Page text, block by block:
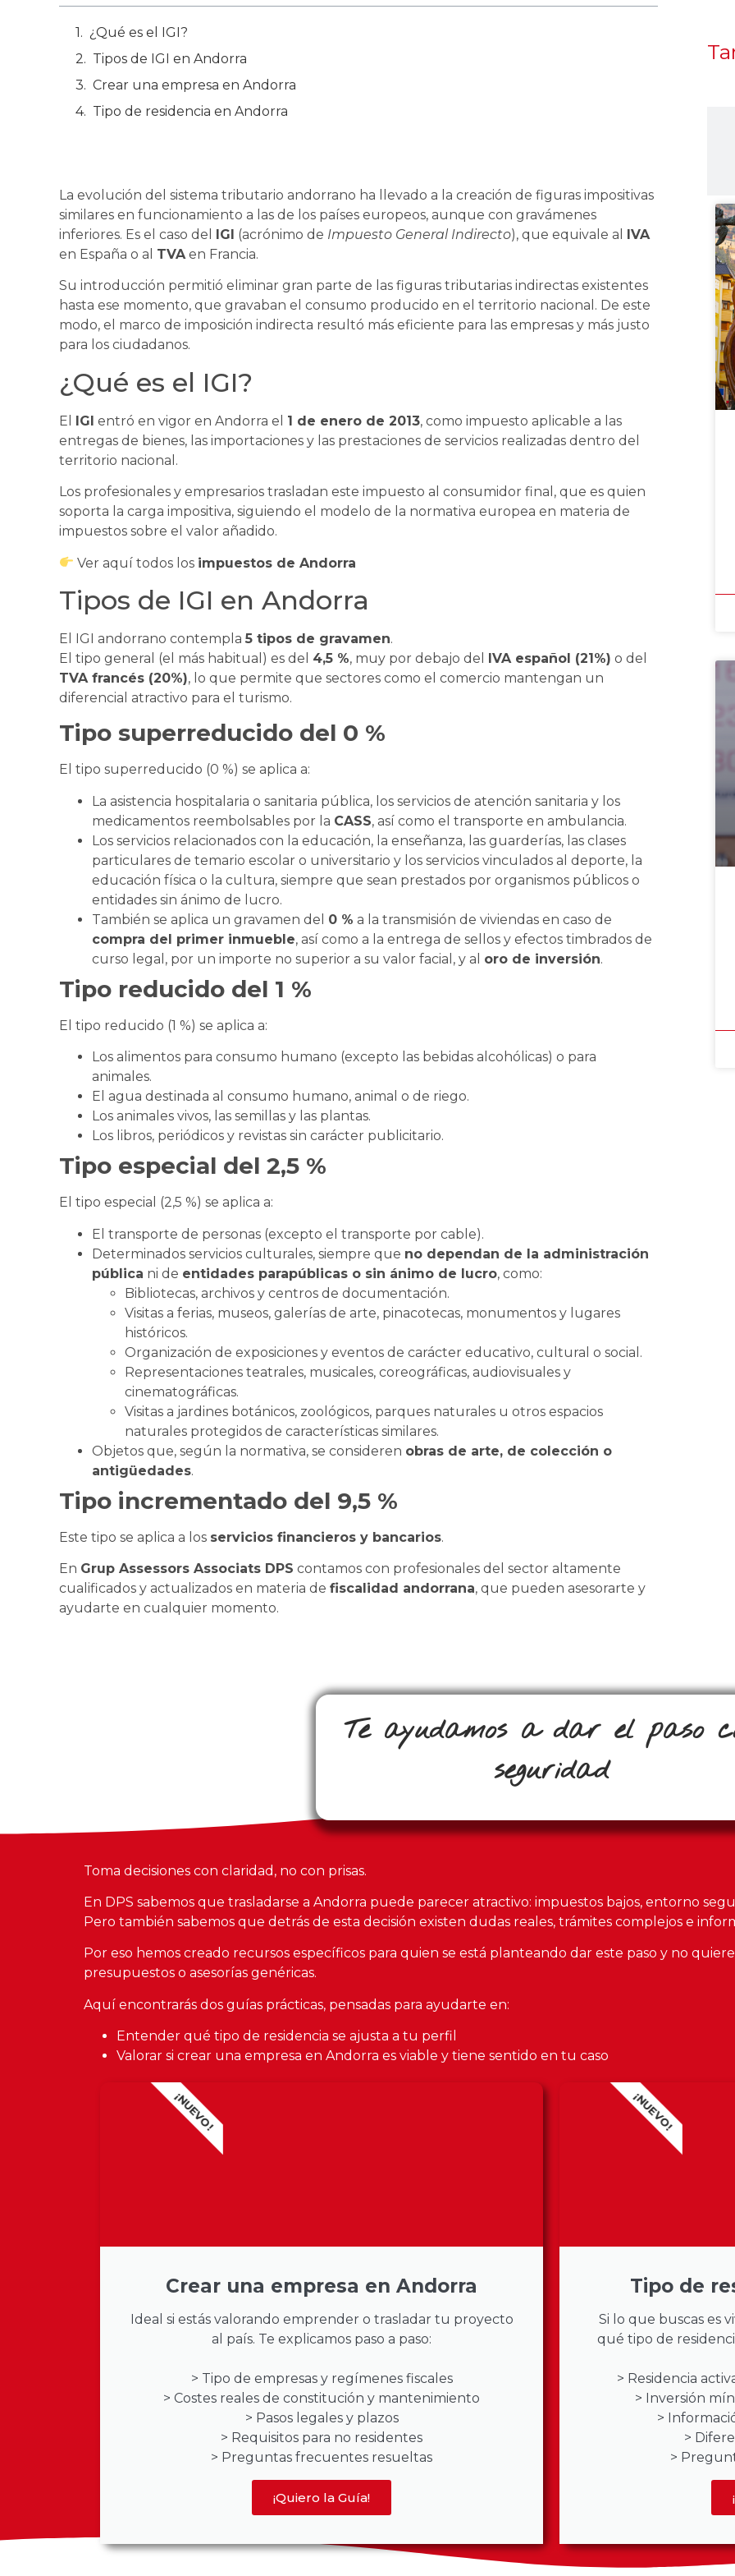
¿Qué es el IGI?
Tipos de IGI en Andorra
Crear una empresa en Andorra
Tipo de residencia en Andorra
La evolución del sistema tributario andorrano ha llevado a la creación de figuras impositivas
similares en funcionamiento a las de los países europeos, aunque con gravámenes
inferiores. Es el caso del IGI (acrónimo de Impuesto General Indirecto), que equivale al IVA
en España o al TVAen Francia.
Su introducción permitió eliminar gran parte de las figuras tributarias indirectas existentes
hasta ese momento, que gravaban el consumo producido en el territorio nacional. De este
modo, el marco de imposición indirecta resultó más eficiente para las empresas y más justo
para los ciudadanos.
¿Qué es el IGI?
El IGI entró en vigor en Andorra el 1 de enero de 2013, como impuesto aplicable a las
entregas de bienes, las importaciones y las prestaciones de servicios realizadas dentro del
territorio nacional.
Los profesionales y empresarios trasladan este impuesto al consumidor final, que es quien
soporta la carga impositiva, siguiendo el modelo de la normativa europea en materia de
impuestos sobre el valor añadido.
Ver aquí todos los impuestos de Andorra
Tipos de IGI en Andorra
El IGI andorrano contempla 5 tipos de gravamen.
El tipo general (el más habitual) es del 4,5 %, muy por debajo del IVA español (21%) o del
TVA francés (20%), lo que permite que sectores como el comercio mantengan un
diferencial atractivo para el turismo.
Tipo superreducido del 0 %
El tipo superreducido (0 %) se aplica a:
La asistencia hospitalaria o sanitaria pública, los servicios de atención sanitaria y los
medicamentos reembolsables por la CASS, así como el transporte en ambulancia.
Los servicios relacionados con la educación, la enseñanza, las guarderías, las clases
particulares de temario escolar o universitario y los servicios vinculados al deporte, la
educación física o la cultura, siempre que sean prestados por organismos públicos o
entidades sin ánimo de lucro.
También se aplica un gravamen del 0 % a la transmisión de viviendas en caso de
compra del primer inmueble, así como a la entrega de sellos y efectos timbrados de
curso legal, por un importe no superior a su valor facial, y al oro de inversión.
Tipo reducido del 1 %
El tipo reducido (1 %) se aplica a:
Los alimentos para consumo humano (excepto las bebidas alcohólicas) o para
animales.
El agua destinada al consumo humano, animal o de riego.
Los animales vivos, las semillas y las plantas.
Los libros, periódicos y revistas sin carácter publicitario.
Tipo especial del 2,5 %
El tipo especial (2,5 %) se aplica a:
El transporte de personas (excepto el transporte por cable).
Determinados servicios culturales, siempre que no dependan de la administración
pública ni de entidades parapúblicas o sin ánimo de lucro, como:
Bibliotecas, archivos y centros de documentación.
Visitas a ferias, museos, galerías de arte, pinacotecas, monumentos y lugares
históricos.
Organización de exposiciones y eventos de carácter educativo, cultural o social.
Representaciones teatrales, musicales, coreográficas, audiovisuales y
cinematográficas.
Visitas a jardines botánicos, zoológicos, parques naturales u otros espacios
naturales protegidos de características similares.
Objetos que, según la normativa, se consideren obras de arte, de colección o
antigüedades.
Tipo incrementado del 9,5 %
Este tipo se aplica a los servicios financieros y bancarios.
En Grup Assessors Associats DPS contamos con profesionales del sector altamente
cualificados y actualizados en materia de fiscalidad andorrana, que pueden asesorarte y
ayudarte en cualquier momento.
Te ayudamos a dar el paso
seguridad
Toma decisiones con claridad, no con prisas.
En DPS sabemos que trasladarse a Andorra puede parecer atractivo: impuestos bajos, entorno
Pero también sabemos que detrás de esta decisión existen dudas reales, trámites complejos e
Por eso hemos creado recursos específicos para quien se está planteando dar este paso y no
presupuestos o asesorías genéricas.
Aquí encontrarás dos guías prácticas, pensadas para ayudarte en:
Entender qué tipo de residencia se ajusta a tu perfil
Valorar si crear una empresa en Andorra es viable y tiene sentido en tu caso
Crear una empresa en Andorra
Ideal si estás valorando emprender o trasladar tu proyecto
al país. Te explicamos paso a paso:
> Tipo de empresas y regímenes fiscales
> Costes reales de constitución y mantenimiento
> Pasos legales y plazos
> Requisitos para no residentes
> Preguntas frecuentes resueltas
¡Quiero la Guía!
¡NUEVO!
Tipo de
Si lo que buscas es
qué tipo de
> Residencia
> Inversión
>
>
>
¡NUEVO!